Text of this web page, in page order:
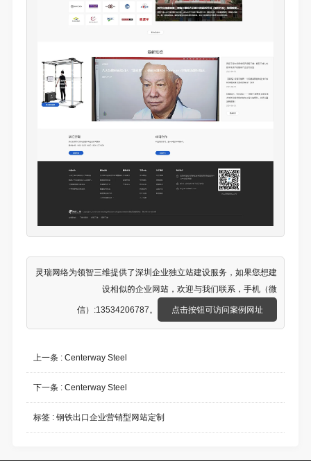
灵瑞网络为领智三维提供了深圳企业独立站建设服务，如果您想建
设相似的企业网站，欢迎与我们联系，手机（微
信）:13534206787。
点击按钮可访问案例网址
上一条 :Centerway Steel
下一条 :Centerway Steel
标签 :钢铁出口企业营销型网站定制